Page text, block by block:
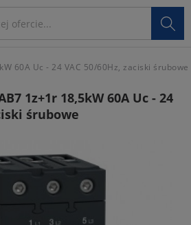

60A Uc - 24 VAC 50/60Hz, zaciski śrubowe
1z+1r 18,5kW 60A Uc - 24
śrubowe